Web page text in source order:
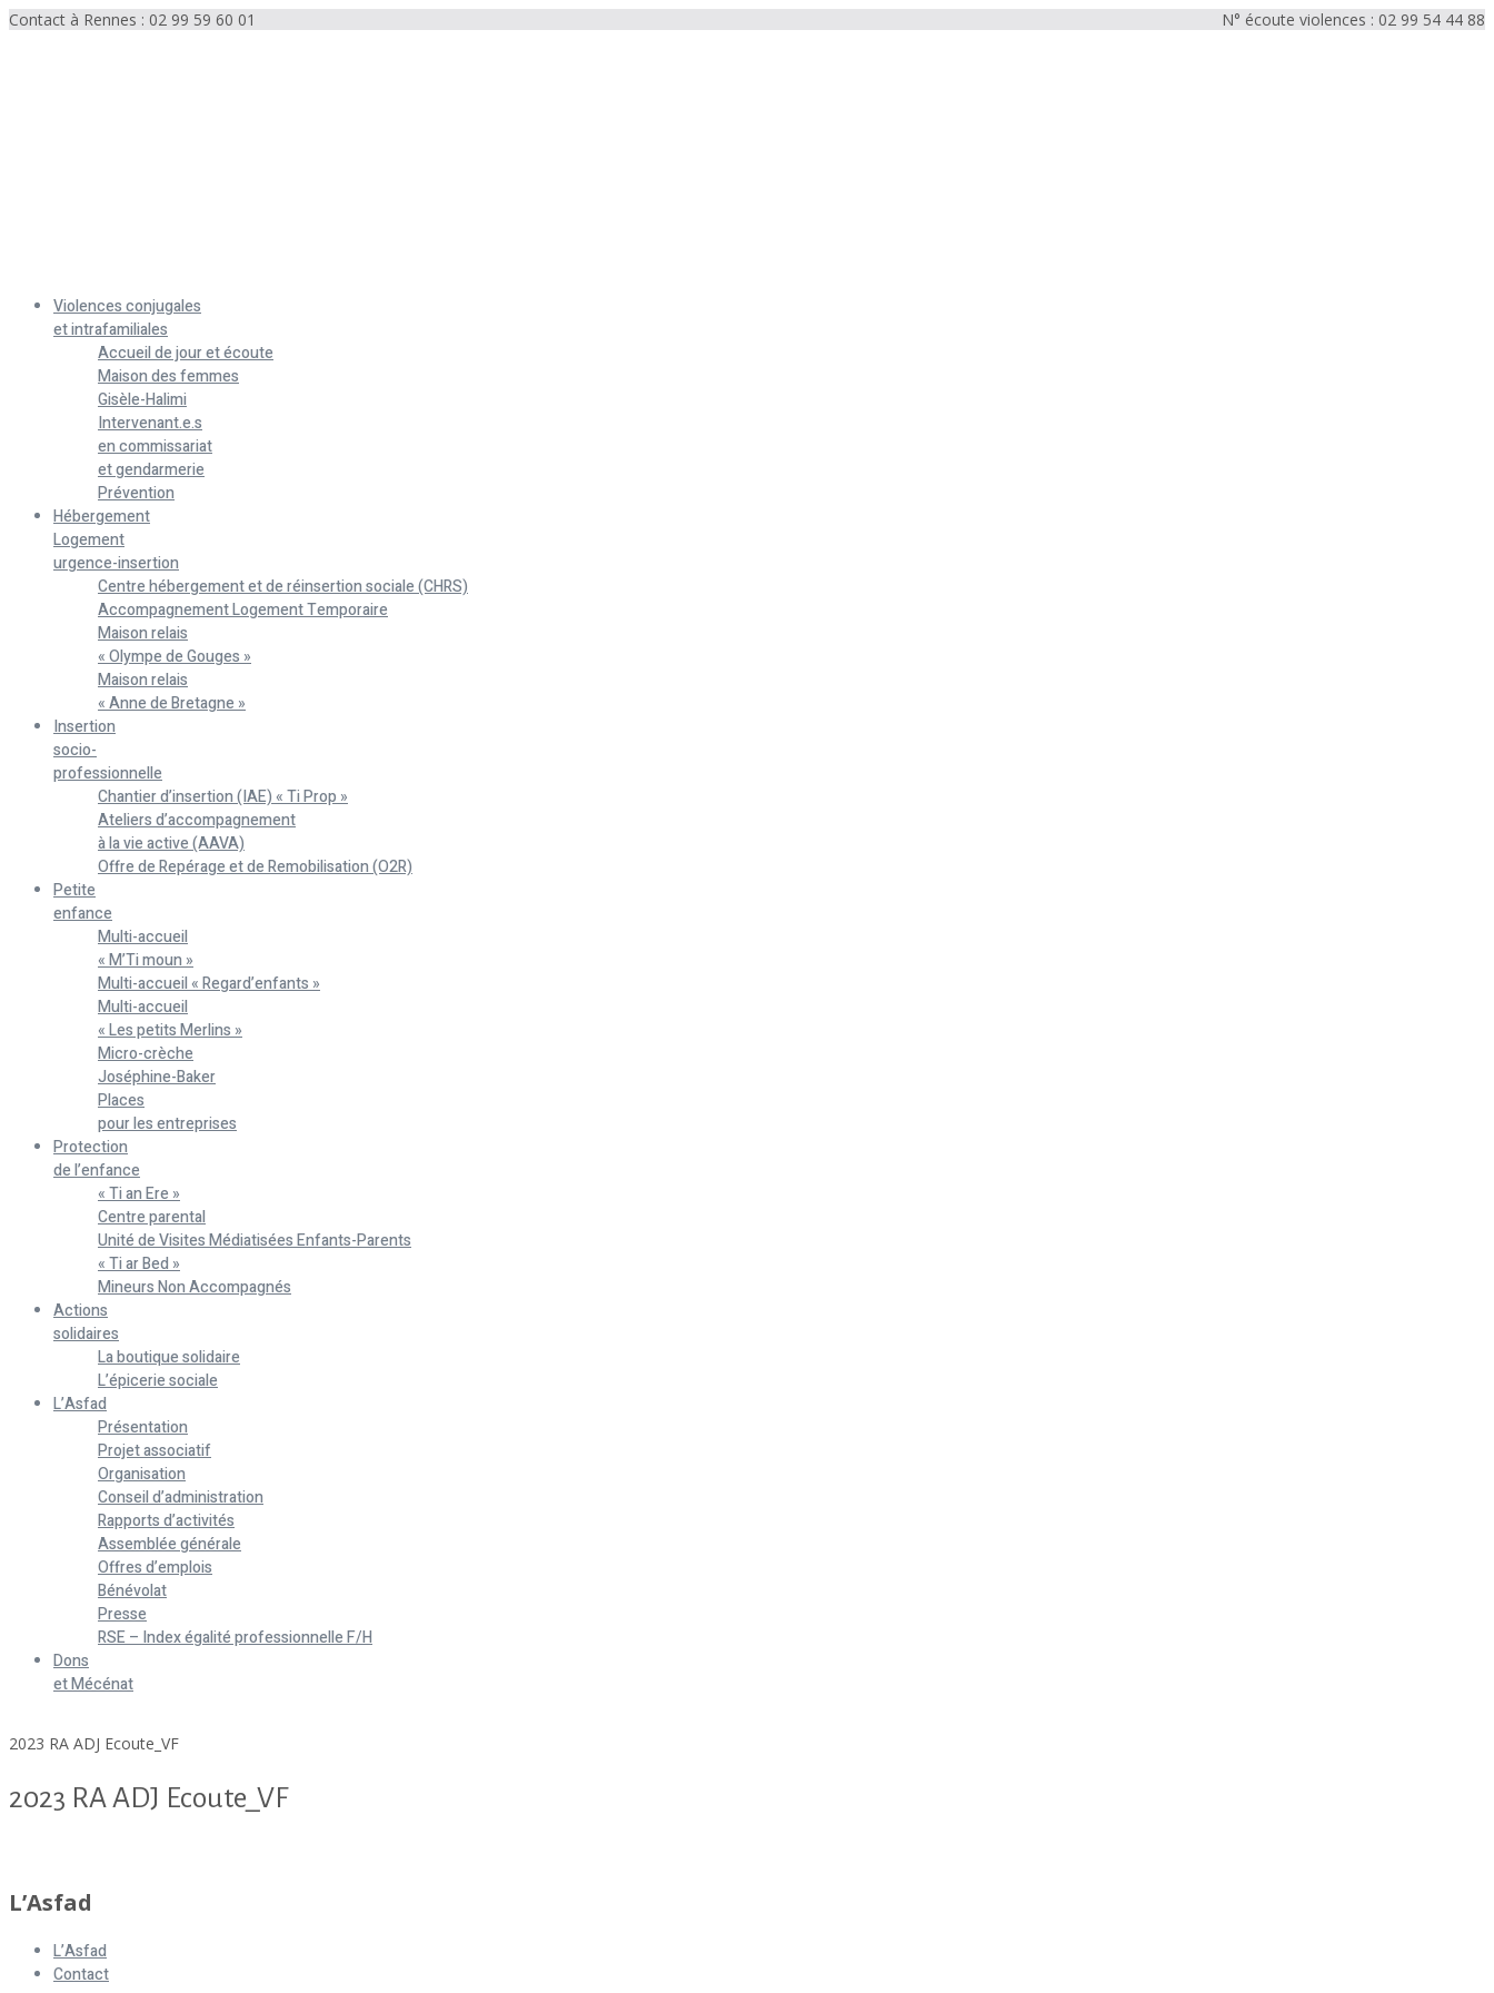
Contact à Rennes : 02 99 59 60 01 N° écoute violences : 02 99 54 44 88
Violences conjugales
et intrafamiliales
Accueil de jour et écoute
Maison des femmes
Gisèle-Halimi
Intervenant.e.s
en commissariat
et gendarmerie
Prévention
Hébergement
Logement
urgence-insertion
Centre hébergement et de réinsertion sociale (CHRS)
Accompagnement Logement Temporaire
Maison relais
« Olympe de Gouges »
Maison relais
« Anne de Bretagne »
Insertion
socio-
professionnelle
Chantier d’insertion (IAE) « Ti Prop »
Ateliers d’accompagnement
à la vie active (AAVA)
Offre de Repérage et de Remobilisation (O2R)
Petite
enfance
Multi-accueil
« M’Ti moun »
Multi-accueil « Regard’enfants »
Multi-accueil
« Les petits Merlins »
Micro-crèche
Joséphine-Baker
Places
pour les entreprises
Protection
de l’enfance
« Ti an Ere »
Centre parental
Unité de Visites Médiatisées Enfants-Parents
« Ti ar Bed »
Mineurs Non Accompagnés
Actions
solidaires
La boutique solidaire
L’épicerie sociale
L’Asfad
Présentation
Projet associatif
Organisation
Conseil d’administration
Rapports d’activités
Assemblée générale
Offres d’emplois
Bénévolat
Presse
RSE – Index égalité professionnelle F/H
Dons
et Mécénat
2023 RA ADJ Ecoute_VF
2023 RA ADJ Ecoute_VF
L’Asfad
L’Asfad
Contact